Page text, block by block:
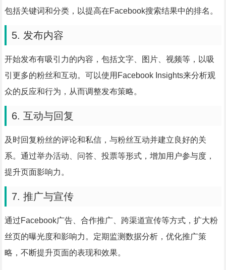
包括关键词和分类，以提高在Facebook搜索结果中的排名。
5. 发布内容
开始发布有吸引力的内容，包括文字、图片、视频等，以吸
引更多的粉丝和互动。可以使用Facebook Insights来分析观
众的反应和行为，从而调整发布策略。
6. 互动与回复
及时回复粉丝的评论和私信，与粉丝互动并建立良好的关
系。通过举办活动、问答、投票等形式，增加用户参与度，
提升页面影响力。
7. 推广与宣传
通过Facebook广告、合作推广、跨渠道宣传等方式，扩大粉
丝页的曝光度和影响力。定期监测数据分析，优化推广策
略，不断提升页面的表现和效果。